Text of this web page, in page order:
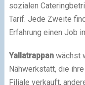
sozialen
Tarif. Jede Zweite
Erfahrung einen Job
Yallatrappanwächst
Nähwerkstatt, die
Filiale verkauft,